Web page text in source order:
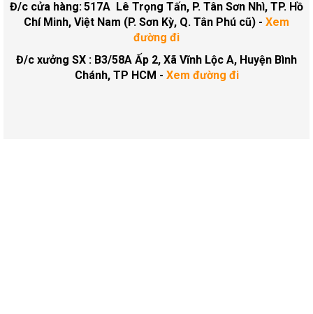
Đ/c cửa hàng:517A Lê Trọng Tấn, P. Tân Sơn Nhì, TP. Hồ
Chí Minh, Việt Nam (P. Sơn Kỳ, Q. Tân Phú cũ) - Xem
đường đi
Đ/c xưởng SX : B3/58A Ấp 2, Xã Vĩnh Lộc A, Huyện Bình
Chánh, TP HCM - Xem đường đi